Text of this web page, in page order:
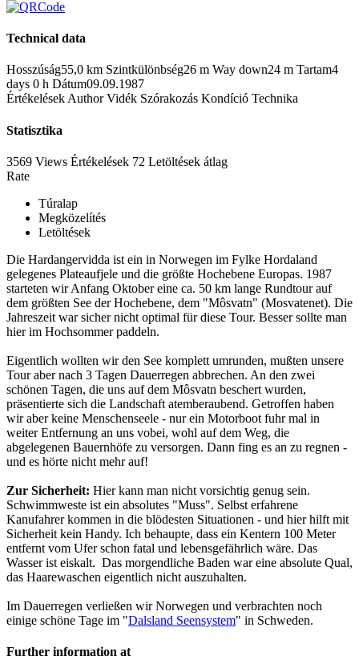
Technical data
Hosszúság55,0 km Szintkülönbség26 m Way down24 m Tartam4
days 0 h Dátum09.09.1987
Értékelések Author Vidék Szórakozás Kondíció Technika
Statisztika
3569 Views Értékelések 72 Letöltések átlag
Rate
Túralap
Megközelítés
Letöltések
Die Hardangervidda ist ein in Norwegen im Fylke Hordaland
gelegenes Plateaufjele und die größte Hochebene Europas. 1987
starteten wir Anfang Oktober eine ca. 50 km lange Rundtour auf
dem größten See der Hochebene, dem "Môsvatn" (Mosvatenet). Die
Jahreszeit war sicher nicht optimal für diese Tour. Besser sollte man
hier im Hochsommer paddeln.
Eigentlich wollten wir den See komplett umrunden, mußten unsere
Tour aber nach 3 Tagen Dauerregen abbrechen. An den zwei
schönen Tagen, die uns auf dem Môsvatn beschert wurden,
präsentierte sich die Landschaft atemberaubend. Getroffen haben
wir aber keine Menschenseele - nur ein Motorboot fuhr mal in
weiter Entfernung an uns vobei, wohl auf dem Weg, die
abgelegenen Bauernhöfe zu versorgen. Dann fing es an zu regnen -
und es hörte nicht mehr auf!
Zur Sicherheit: Hier kann man nicht vorsichtig genug sein.
Schwimmweste ist ein absolutes "Muss". Selbst erfahrene
Kanufahrer kommen in die blödesten Situationen - und hier hilft mit
Sicherheit kein Handy. Ich behaupte, dass ein Kentern 100 Meter
entfernt vom Ufer schon fatal und lebensgefährlich wäre. Das
Wasser ist eiskalt. Das morgendliche Baden war eine absolute Qual,
das Haarewaschen eigentlich nicht auszuhalten.
Im Dauerregen verließen wir Norwegen und verbrachten noch
einige schöne Tage im "Dalsland Seensystem" in Schweden.
Further information at